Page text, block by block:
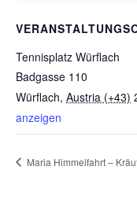
Tennisplatz Würflach
Badgasse 110
Würflach, Austria (+43)
anzeigen
Maria Himmelfahrt –